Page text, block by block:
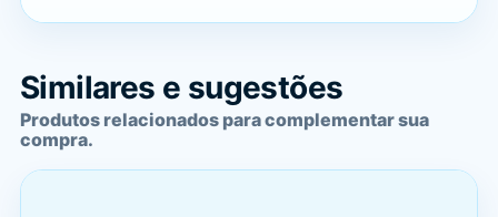
Similares e sugestões
Produtos relacionados para complementar sua
compra.